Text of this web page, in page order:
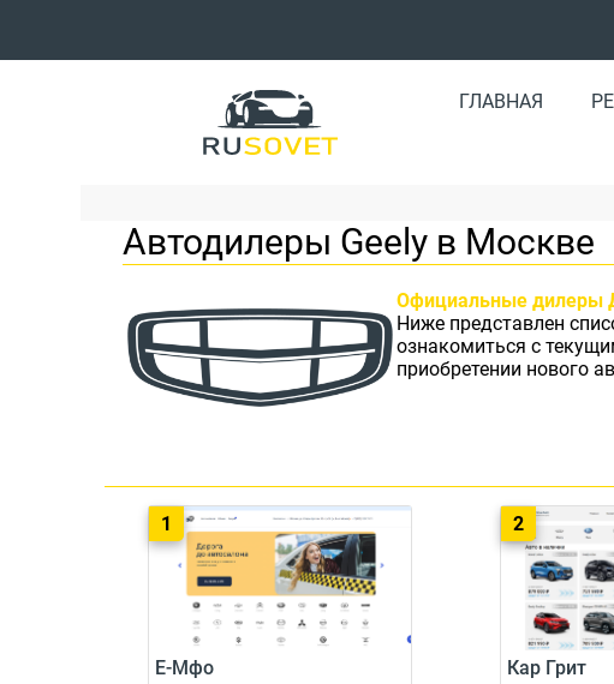
ГЛАВНАЯ
Автодилеры Geely в Москве
Официальные дилеры
Ниже представлен
ознакомиться с
приобретении нового
1
Е-Мфо
2
Кар Грит